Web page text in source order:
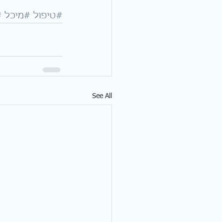
#טיפול #מיכל
See All